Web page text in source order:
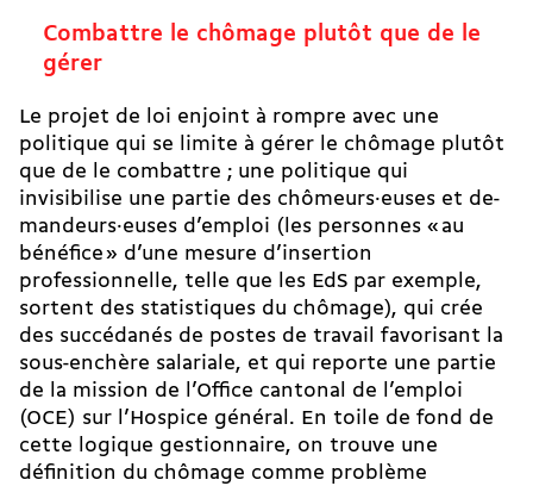
Combattre le chômage plutôt que de le
gérer
Le projet de loi enjoint à rompre avec une
politique qui se limite à gérer le chômage plutôt
que de le combattre ; une politique qui
invisibilise une partie des chô­meurs·euses et de­
man­deurs·euses d’emploi (les personnes « au
bénéfice » d’une mesure d’insertion
professionnelle, telle que les EdS par exemple,
sortent des statistiques du chômage), qui crée
des succédanés de postes de travail favorisant la
sous-enchère salariale, et qui reporte une partie
de la mission de l’Office cantonal de l’emploi
(OCE) sur l’Hospice général. En toile de fond de
cette logique gestionnaire, on trouve une
définition du chômage comme problème